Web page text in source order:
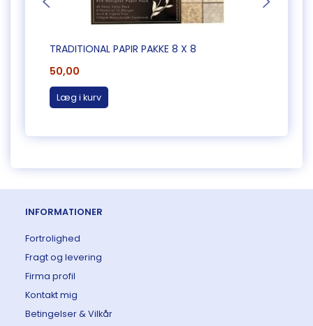
TRADITIONAL PAPIR PAKKE 8 X 8
50,00
Læg i kurv
INFORMATIONER
Fortrolighed
Fragt og levering
Firma profil
Kontakt mig
Betingelser & Vilkår